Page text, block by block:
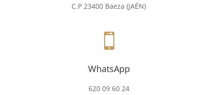
C.P 23400 Baeza (JAÉN)

WhatsApp
620 09 60 24